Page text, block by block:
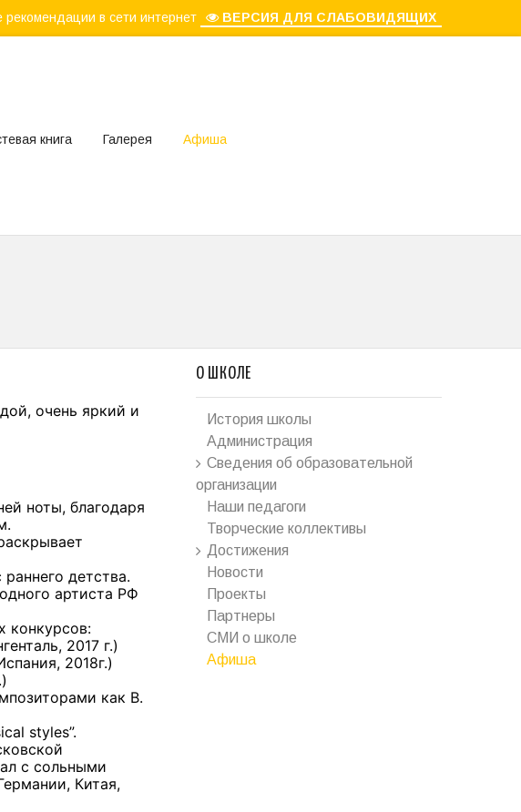
рекомендации в сети интернет ВЕРСИЯ ДЛЯ СЛАБОВИДЯЩИХ
книга Галерея Афиша
очень яркий и
ноты, благодаря
детства.
артиста РФ
конкурсов:
2017 г.)
2018г.)
как В.
styles”.
с сольными
Китая,
О ШКОЛЕ
История школы
Администрация
Сведения об образовательной
организации
Наши педагоги
Творческие коллективы
Достижения
Новости
Проекты
Партнеры
СМИ о школе
Афиша